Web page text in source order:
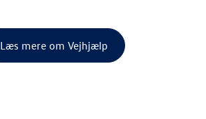
Læs mere om Vejhjælp